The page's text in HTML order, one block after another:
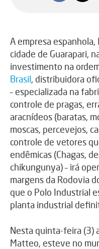
A empresa
cidade de Guarapari,
investimento na
Brasil, distribuidora
– especializada na
controle de pragas,
aracnídeos (baratas,
moscas, percevejos,
controle de vetores
endêmicas (Chagas,
chikungunya) – irá
margens da Rodovia
que o Polo Industrial
planta industrial
Nesta quinta-feira (3)
Matteo, esteve no